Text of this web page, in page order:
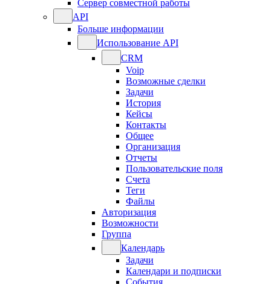
Сервер совместной работы
API
Больше информации
Использование API
CRM
Voip
Возможные сделки
Задачи
История
Кейсы
Контакты
Общее
Организация
Отчеты
Пользовательские поля
Счета
Теги
Файлы
Авторизация
Возможности
Группа
Календарь
Задачи
Календари и подписки
События